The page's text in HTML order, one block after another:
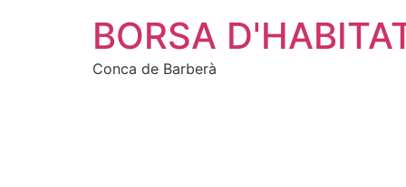
BORSA
Conca de Barberà